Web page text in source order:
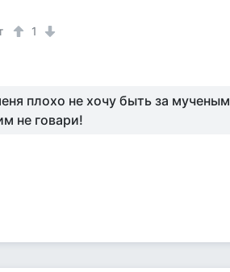
1
плохо не хочу быть за мученым
не говари!